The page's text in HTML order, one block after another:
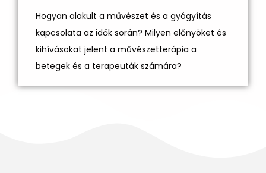
Hogyan alakult a művészet és a gyógyítás
kapcsolata az idők során? Milyen előnyöket és
kihívásokat jelent a művészetterápia a
betegek és a terapeuták számára?